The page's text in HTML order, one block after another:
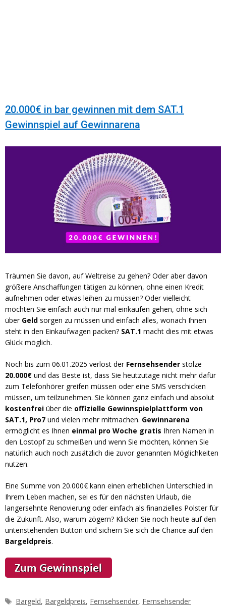
20.000€ in bar gewinnen mit dem SAT.1
Gewinnspiel auf Gewinnarena
Träumen Sie davon, auf Weltreise zu gehen? Oder aber davon
größere Anschaffungen tätigen zu können, ohne einen Kredit
aufnehmen oder etwas leihen zu müssen? Oder vielleicht
möchten Sie einfach auch nur mal einkaufen gehen, ohne sich
über Geld sorgen zu müssen und einfach alles, wonach Ihnen
steht in den Einkaufwagen packen? SAT.1 macht dies mit etwas
Glück möglich.
Noch bis zum 06.01.2025 verlost der Fernsehsender stolze
20.000€ und das Beste ist, dass Sie heutzutage nicht mehr dafür
zum Telefonhörer greifen müssen oder eine SMS verschicken
müssen, um teilzunehmen. Sie können ganz einfach und absolut
kostenfrei über die offizielle Gewinnspielplattform von
SAT.1, Pro7 und vielen mehr mitmachen. Gewinnarena
ermöglicht es Ihnen einmal pro Woche gratis Ihren Namen in
den Lostopf zu schmeißen und wenn Sie möchten, können Sie
natürlich auch noch zusätzlich die zuvor genannten Möglichkeiten
nutzen.
Eine Summe von 20.000€ kann einen erheblichen Unterschied in
Ihrem Leben machen, sei es für den nächsten Urlaub, die
langersehnte Renovierung oder einfach als finanzielles Polster für
die Zukunft. Also, warum zögern? Klicken Sie noch heute auf den
untenstehenden Button und sichern Sie sich die Chance auf den
Bargeldpreis.
Schlagwörter
Bargeld, Bargeldpreis, Fernsehsender, Fernsehsender